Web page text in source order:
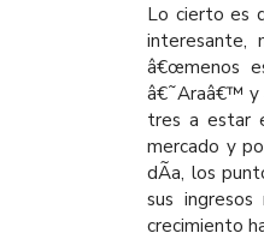
Lo cierto es
interesante,
â€œmenos
â€˜Araâ€™ y
tres a estar
mercado y
dÃ­a, los
sus
crecimiento